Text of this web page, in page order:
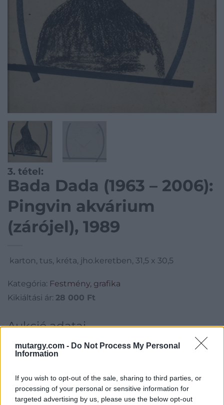
mutargy.com - Do Not Process My Personal
Information
If you wish to opt-out of the sale, sharing to third parties, or
processing of your personal or sensitive information for
targeted advertising by us, please use the below opt-out
3. tétel:
Bada Dada (1963 – 2006):
Pingvin akvárium
(zárójel), 1989
karton, tus, kréta, jho.keretben, 31,5 x 30,5
Kategória: Festmény, grafika
Kikiáltási ár: 28 000 Ft
Aukció adatai
Aukció neve:268.aukció - festmény, grafika, műtárgy
Aukció dátuma: 2023.09.06
Aukció ideje: 18:00
Tételszám: 3